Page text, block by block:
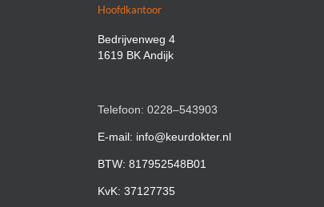
Hoofdkantoor
Bedrijvenweg 4
1619 BK Andijk
Telefoon: 0228–543903
E-mail: info@keurdokter.nl
BTW: 817952548B01
KvK: 37127735